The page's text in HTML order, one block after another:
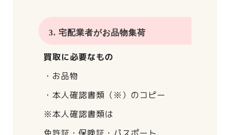
3. 宅配業者がお品物集荷
買取に必要なもの
・お品物
・本人確認書類（※）のコピー
※本人確認書類は